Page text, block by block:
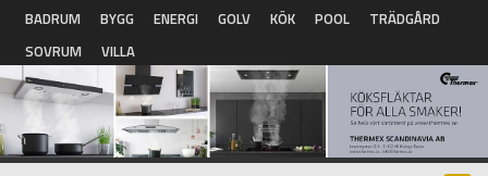
Hoppa till huvudinnehåll
BADRUM BYGG ENERGI GOLV KÖK POOL
TRÄDGÅRD
SOVRUM
VILLA